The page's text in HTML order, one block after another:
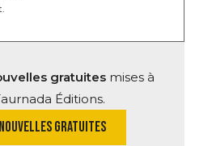
gratuitesmises à
Éditions.
GRATUITES